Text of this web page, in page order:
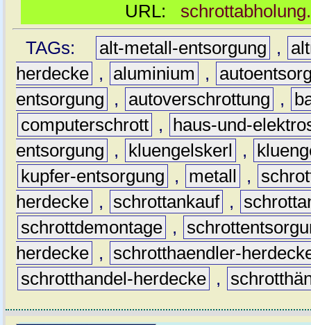
URL:
TAGs:
alt-metall-entsorgung ,
herdecke , aluminium ,
entsorgung
, autoverschrottung ,
computerschrott ,
haus-und-
entsorgung
, kluengelskerl ,
kupfer-entsorgung
, metall ,
herdecke , schrottankauf ,
schrottdemontage ,
herdecke ,
schrotthaendler-
schrotthandel-herdecke ,